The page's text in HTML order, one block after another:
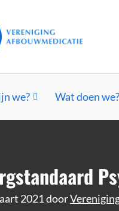
we? Wat doen we?
2021door